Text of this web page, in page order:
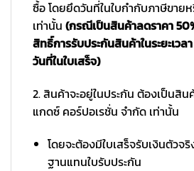
ซื้อ โดยยึดวันที่ในใบกำกับภาษีขายห
เท่านั้น (กรณีเป็นสินค้าลดราคา
สิทธิ์การรับประกันสินค้าในระยะเวล
วันที่ในใบเสร็จ)
2. สินค้าจะอยู่ในประกัน ต้องเป็นสิ
แกดซ์ คอร์ปอเรชั่น จำกัด เท่านั้น
โดยจะต้องมีใบเสร็จรับเงินตัวจ
ฐานแทนใบรับประกัน